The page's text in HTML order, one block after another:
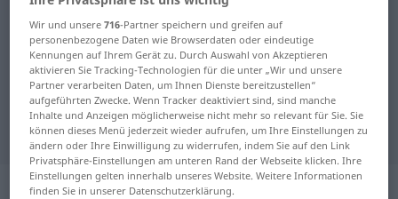
Deutsch-Italienisch Wörterbuch Jurorin
Deutsch-Italienisch Übersetzung
für "Jurorin"
"Jurorin" Italienisch Übersetzung
„Jurorin“: Femininum
Wir und unsere716-Partner speichern und greifen auf
personenbezogene Daten wie Browserdaten oder eindeutige
Kennungen auf Ihrem Gerät zu. Durch Auswahl von Akzeptieren
aktivieren Sie Tracking-Technologien für die unter „Wir und unsere
Partner verarbeiten Daten, um Ihnen Dienste bereitzustellen“
aufgeführten Zwecke. Wenn Tracker deaktiviert sind, sind manche
Inhalte und Anzeigen möglicherweise nicht mehr so relevant für Sie. Sie
können dieses Menü jederzeit wieder aufrufen, um Ihre Einstellungen zu
ändern oder Ihre Einwilligung zu widerrufen, indem Sie auf den Link
Privatsphäre-Einstellungen am unteren Rand der Webseite klicken. Ihre
Einstellungen gelten innerhalb unseres Website. Weitere Informationen
finden Sie in unserer Datenschutzerklärung.